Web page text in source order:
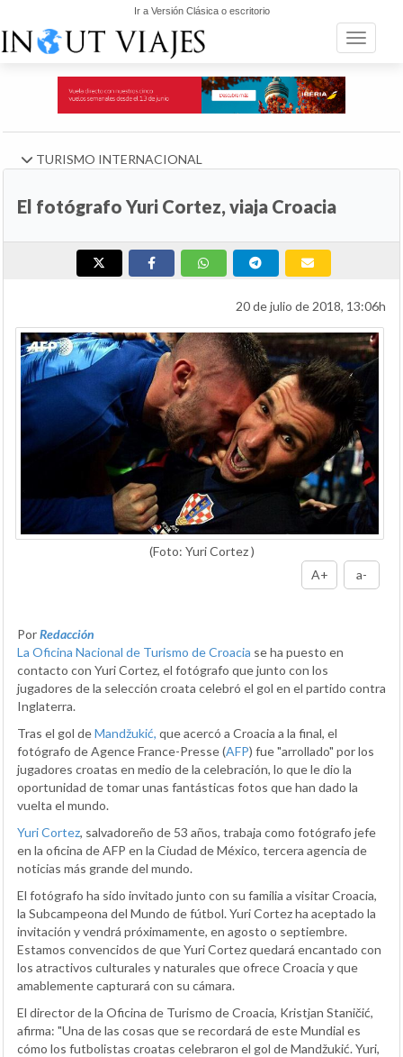
Ir a Versión Clásica o escritorio
Toggle
TURISMO INTERNACIONAL
El fotógrafo Yuri Cortez, viaja Croacia
20 de julio de 2018, 13:06h
(Foto: Yuri Cortez )
A+
a-
PorRedacción
La Oficina Nacional de Turismo de Croacia se ha puesto en
contacto con Yuri Cortez, el fotógrafo que junto con los
jugadores de la selección croata celebró el gol en el partido contra
Inglaterra.
Tras el gol deMandžukić, que acercó a Croacia a la final, el
fotógrafo de Agence France-Presse (AFP) fue "arrollado" por los
jugadores croatas en medio de la celebración, lo que le dio la
oportunidad de tomar unas fantásticas fotos que han dado la
vuelta el mundo.
Yuri Cortez, salvadoreño de 53 años, trabaja como fotógrafo jefe
en la oficina de AFP en la Ciudad de México, tercera agencia de
noticias más grande del mundo.
El fotógrafo ha sido invitado junto con su familia a visitar Croacia,
la Subcampeona del Mundo de fútbol. Yuri Cortez ha aceptado la
invitación y vendrá próximamente, en agosto o septiembre.
Estamos convencidos de que Yuri Cortez quedará encantado con
los atractivos culturales y naturales que ofrece Croacia y que
amablemente capturará con su cámara.
El director de la Oficina de Turismo de Croacia, Kristjan Staničić,
afirma: "Una de las cosas que se recordará de este Mundial es
cómo los futbolistas croatas celebraron el gol de Mandžukić. Yuri,